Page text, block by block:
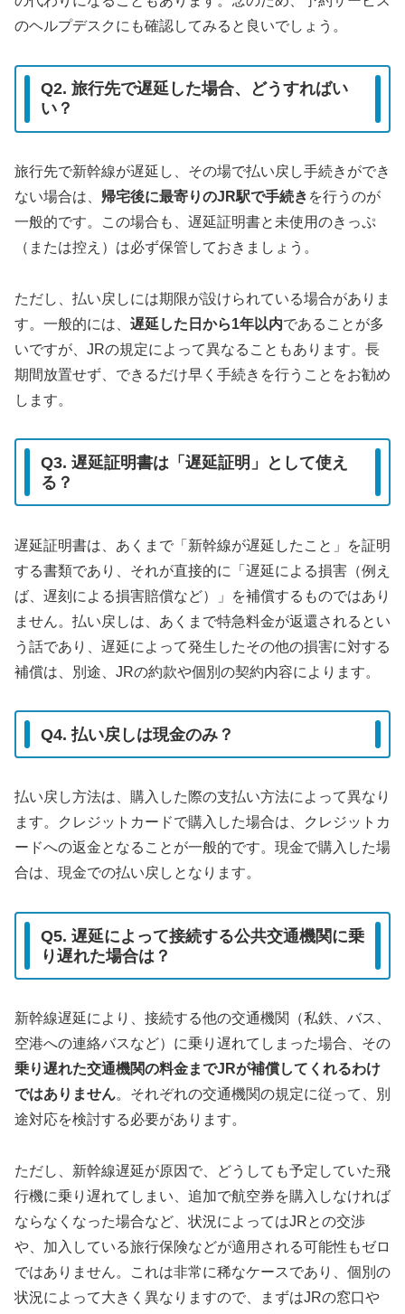
のヘルプデスクにも確認してみると良いでしょう。
Q2. 旅行先で遅延した場合、どうすればい
い？
旅行先で新幹線が遅延し、その場で払い戻し手続きができ
ない場合は、 帰宅後に最寄りのJR駅で手続き を行うのが
一般的です。この場合も、遅延証明書と未使用のきっぷ
（または控え）は必ず保管しておきましょう。
ただし、払い戻しには期限が設けられている場合がありま
す。一般的には、 遅延した日から1年以内であることが多
いですが、JRの規定によって異なることもあります。長
期間放置せず、できるだけ早く手続きを行うことをお勧め
します。
Q3. 遅延証明書は「遅延証明」として使え
る？
遅延証明書は、あくまで「新幹線が遅延したこと」を証明
する書類であり、それが直接的に「遅延による損害（例え
ば、遅刻による損害賠償など）」を補償するものではあり
ません。払い戻しは、あくまで特急料金が返還されるとい
う話であり、遅延によって発生したその他の損害に対する
補償は、別途、JRの約款や個別の契約内容によります。
Q4. 払い戻しは現金のみ？
払い戻し方法は、購入した際の支払い方法によって異なり
ます。クレジットカードで購入した場合は、クレジットカ
ードへの返金となることが一般的です。現金で購入した場
合は、現金での払い戻しとなります。
Q5. 遅延によって接続する公共交通機関に乗
り遅れた場合は？
新幹線遅延により、接続する他の交通機関（私鉄、バス、
空港への連絡バスなど）に乗り遅れてしまった場合、その
乗り遅れた交通機関の料金までJRが補償してくれるわけ
ではありません。それぞれの交通機関の規定に従って、別
途対応を検討する必要があります。
ただし、新幹線遅延が原因で、どうしても予定していた飛
行機に乗り遅れてしまい、追加で航空券を購入しなければ
ならなくなった場合など、状況によってはJRとの交渉
や、加入している旅行保険などが適用される可能性もゼロ
ではありません。これは非常に稀なケースであり、個別の
状況によって大きく異なりますので、まずはJRの窓口や